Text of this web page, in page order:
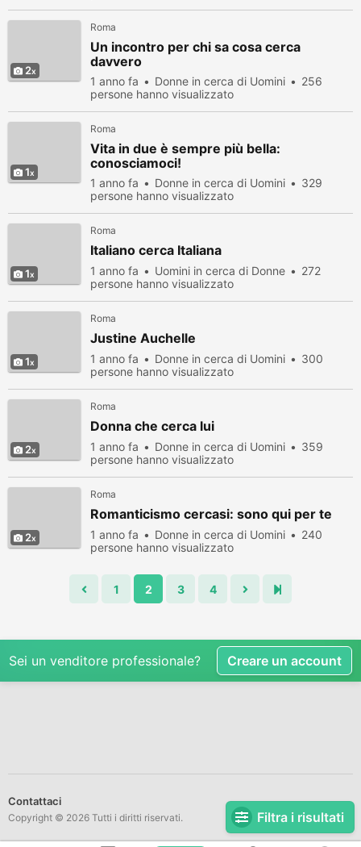
Filtra i risultati
2
Roma
Un incontro per chi sa cosa cerca
davvero
1 anno fa Donne in cerca di Uomini
256
persone hanno visualizzato
1
Roma
Vita in due è sempre più bella:
conosciamoci!
1 anno fa Donne in cerca di Uomini
329
persone hanno visualizzato
1
Roma
Italiano cerca Italiana
1 anno fa Uomini in cerca di Donne
272
persone hanno visualizzato
1
Roma
Justine Auchelle
1 anno fa Donne in cerca di Uomini
300
persone hanno visualizzato
2
Roma
Donna che cerca lui
1 anno fa Donne in cerca di Uomini
359
persone hanno visualizzato
2
Roma
Romanticismo cercasi: sono qui per te
1 anno fa Donne in cerca di Uomini
240
persone hanno visualizzato
1 2 3 4
Sei un venditore professionale? Creare un account
Contattaci
Copyright © 2026 Tutti i diritti riservati.